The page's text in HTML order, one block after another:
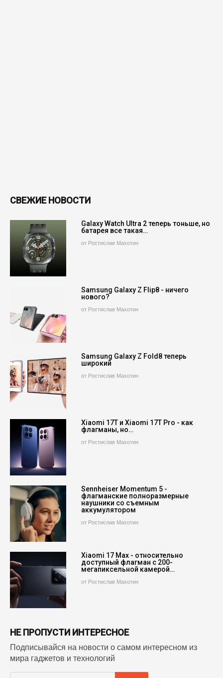
СВЕЖИЕ НОВОСТИ
Galaxy Watch Ultra 2 теперь тоньше, но
батарея все такая…
от Ростислав Махотин
Samsung Galaxy Z Flip8 - ничего
нового?
от Ростислав Махотин
Samsung Galaxy Z Fold8 теперь
широкий
от Ростислав Махотин
Xiaomi 17T и Xiaomi 17T Pro - как
флагманы, но…
от Ростислав Махотин
Sennheiser Momentum 5 -
флагманские полноразмерные
наушники со съемным
аккумулятором
от Ростислав Махотин
Xiaomi 17 Max - относительно
доступный флагман с 200-
мегапиксельной камерой…
от Ростислав Махотин
НЕ ПРОПУСТИ ИНТЕРЕСНОЕ
Подписывайся на новости о самом интересном из
мира гаджетов и технологий